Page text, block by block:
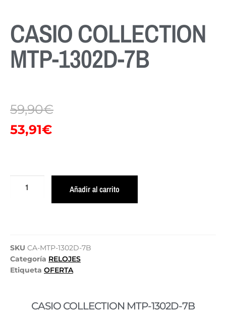
CASIO COLLECTION
MTP-1302D-7B
59,90€
53,91€
Añadir al carrito
SKU CA-MTP-1302D-7B
Categoría RELOJES
Etiqueta OFERTA
CASIO COLLECTION MTP-1302D-7B